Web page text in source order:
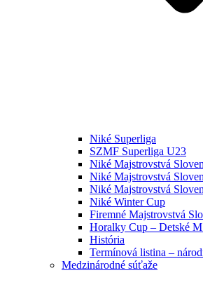
Niké Superliga
SZMF Superliga U23
Niké Majstrovstvá
Niké Majstrovstvá
Niké Majstrovstvá
Niké Winter Cup
Firemné Majstrovstvá
Horalky Cup – Detské
História
Termínová listina –
Medzinárodné súťaže